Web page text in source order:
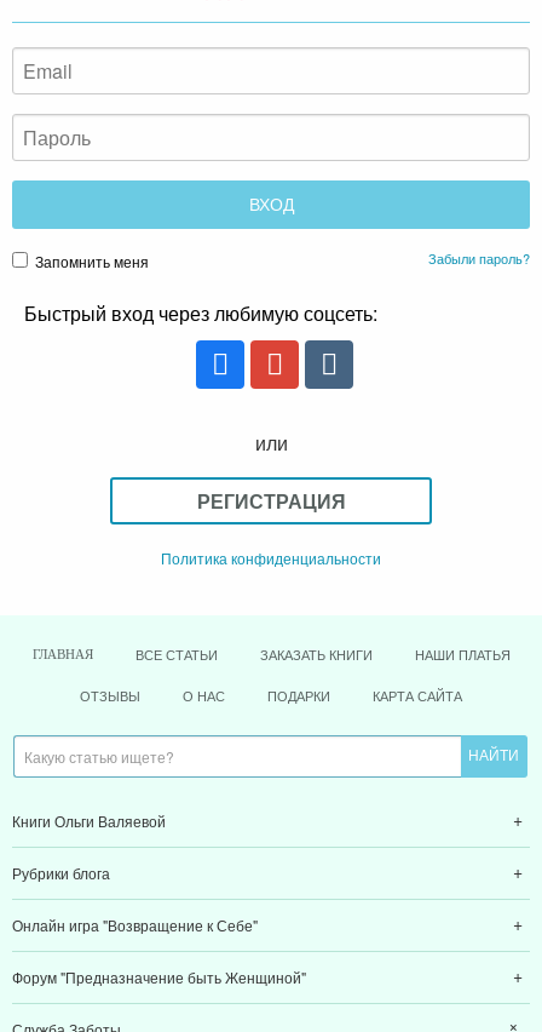
Запомнить меня Забыли пароль?
Быстрый вход через любимую соцсеть:
или
РЕГИСТРАЦИЯ
Политика конфиденциальности
ГЛАВНАЯ ВСЕ СТАТЬИ ЗАКАЗАТЬ КНИГИ НАШИ ПЛАТЬЯ
ОТЗЫВЫ О НАС ПОДАРКИ КАРТА САЙТА
Книги Ольги Валяевой
Рубрики блога
Онлайн игра "Возвращение к Себе"
Форум "Предназначение быть Женщиной"